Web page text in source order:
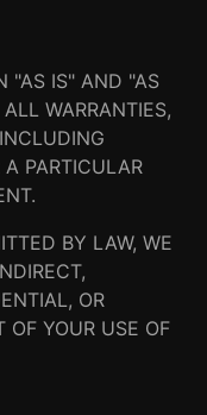
"AS IS" AND "AS
WARRANTIES,
A PARTICULAR
BY LAW, WE
OR
OF YOUR USE OF